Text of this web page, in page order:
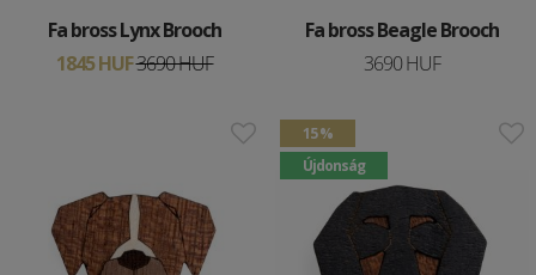
Fa bross Lynx Brooch
1845 HUF3690 HUF
Fa bross Beagle Brooch
3690 HUF
15 %
Újdonság